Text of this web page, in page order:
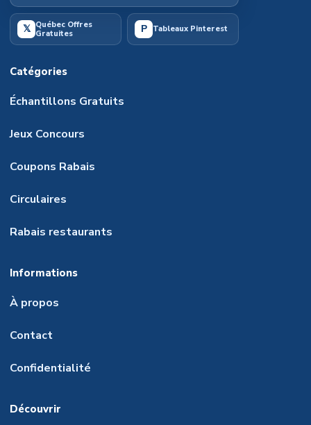
𝕏 Québec Offres
Gratuites
P Tableaux Pinterest
Catégories
Échantillons Gratuits
Jeux Concours
Coupons Rabais
Circulaires
Rabais restaurants
Informations
À propos
Contact
Confidentialité
Découvrir